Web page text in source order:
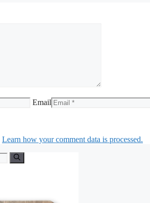
Email
Learn how your comment data is processed.